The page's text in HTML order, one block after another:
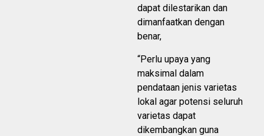
dapat dilestarikan dan
dimanfaatkan dengan
benar,
“Perlu upaya yang
maksimal dalam
pendataan jenis varietas
lokal agar potensi seluruh
varietas dapat
dikembangkan guna